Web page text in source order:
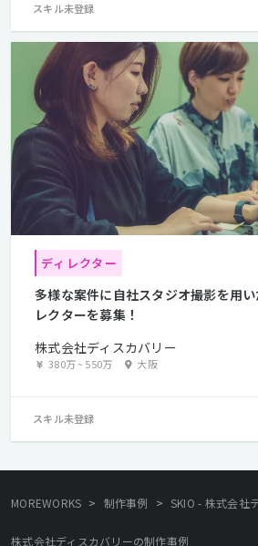
スキル未登録
ディレクター
多様な案件に自社スタジオ撮影を用
レクターを募集！
株式会社ディスカバリー
380万~550万 大阪
スキル未登録
MOREWORKS > 制作事例 > SKIO - 株式会社
株式会社ディスカバリーの制作事例